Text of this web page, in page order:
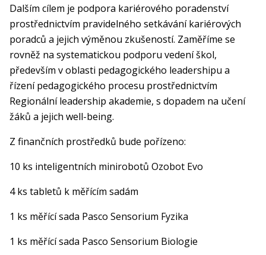
Dalším cílem je podpora kariérového poradenství
prostřednictvím pravidelného setkávání kariérových
poradců a jejich výměnou zkušeností. Zaměříme se
rovněž na systematickou podporu vedení škol,
především v oblasti pedagogického leadershipu a
řízení pedagogického procesu prostřednictvím
Regionální leadership akademie, s dopadem na učení
žáků a jejich well-being.
Z finančních prostředků bude pořízeno:
10 ks inteligentních minirobotů Ozobot Evo
4 ks tabletů k měřícím sadám
1 ks měřící sada Pasco Sensorium Fyzika
1 ks měřící sada Pasco Sensorium Biologie